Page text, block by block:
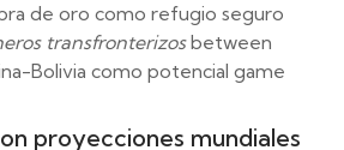
de oro como refugio seguro
transfronterizosbetween
Bolivia como potencial game
proyecciones mundiales